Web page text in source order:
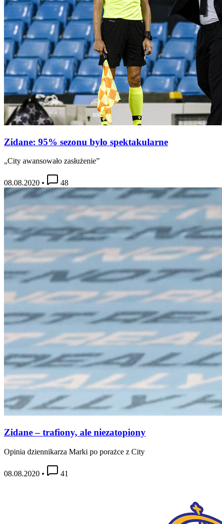
Zidane: 95% sezonu było spektakularne
„City awansowało zasłużenie”
08.08.2020 • 48
Zidane – trafiony, ale niezatopiony
Opinia dziennikarza Marki po porażce z City
08.08.2020 • 41